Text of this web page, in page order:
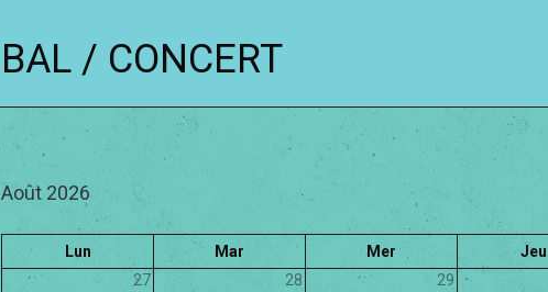
BAL / CONCERT
Août 2026
Lun Mar Mer Jeu
27
28 29